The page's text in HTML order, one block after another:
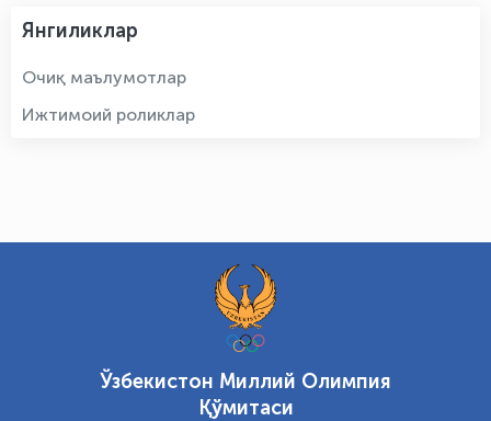
Янгиликлар
Очиқ маълумотлар
Ижтимоий роликлар
Ўзбекистон Миллий Олимпия
Қўмитаси